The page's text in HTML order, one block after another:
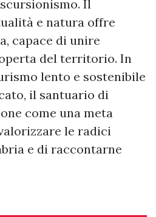
Il
e natura offre
capace di unire
del territorio. In
lento e sostenibile
il santuario di
come una meta
le radici
e di raccontarne